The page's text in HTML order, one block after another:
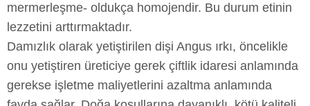
mermerleşme- oldukça homojendir. Bu durum etinin
lezzetini arttırmaktadır.
Damızlık olarak yetiştirilen dişi Angus ırkı, öncelikle
onu yetiştiren üreticiye gerek çiftlik idaresi anlamında
gerekse işletme maliyetlerini azaltma anlamında